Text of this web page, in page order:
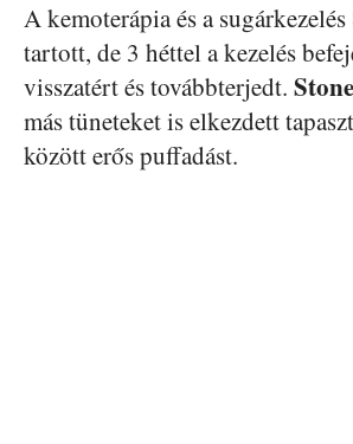
A kemoterápia és a
tartott, de 3 héttel a kezelés
visszatért és továbbterjedt. Stone
más tüneteket is elkezdett
között erős puffadást.